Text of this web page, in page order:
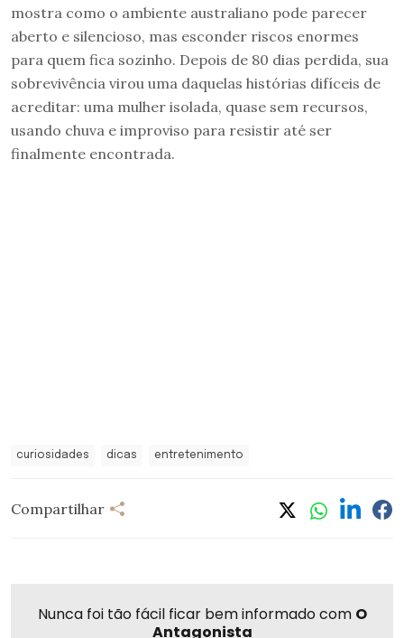
mostra como o ambiente australiano pode parecer
aberto e silencioso, mas esconder riscos enormes
para quem fica sozinho. Depois de 80 dias perdida, sua
sobrevivência virou uma daquelas histórias difíceis de
acreditar: uma mulher isolada, quase sem recursos,
usando chuva e improviso para resistir até ser
finalmente encontrada.
curiosidades dicas entretenimento
Compartilhar
Nunca foi tão fácil ficar bem informado com O
Antagonista